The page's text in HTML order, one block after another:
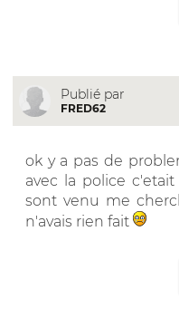
Publié par
FRED62
ok y a pas de
avec la police
sont venu me
n'avais rien fait